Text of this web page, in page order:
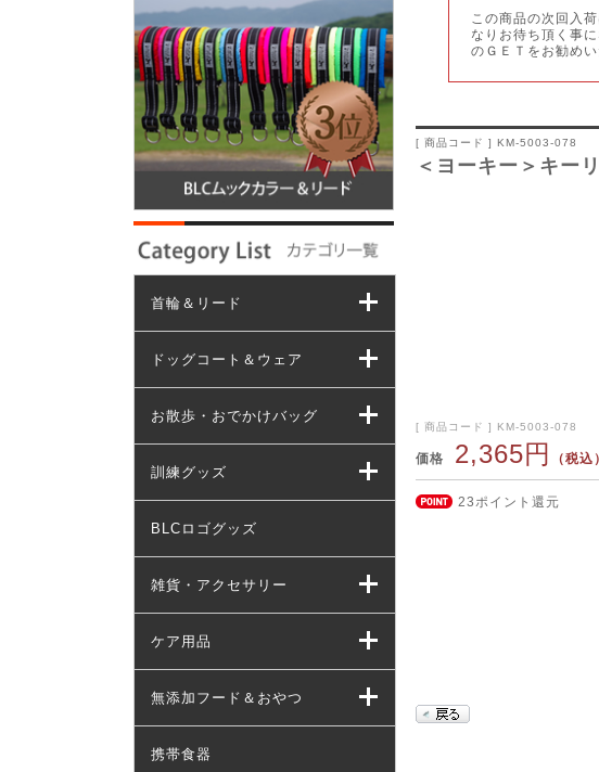
この商品の次回入
なりお待ち頂く事
のＧＥＴをお勧めい
[ 商品コード ] KM-5003-078
＜ヨーキー＞キー
[ 商品コード ] KM-5003-078
価格 2,365円 （税込）
23ポイント還元
首輪＆リード
ドッグコート＆ウェア
お散歩・おでかけバッグ
訓練グッズ
BLCロゴグッズ
雑貨・アクセサリー
ケア用品
無添加フード＆おやつ
携帯食器